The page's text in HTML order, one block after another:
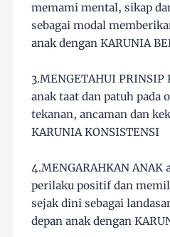
memami mental, sikap
sebagai modal
anak dengan KARUNIA
3.MENGETAHUI PRINSIP
anak taat dan patuh pada
tekanan, ancaman dan
KARUNIA KONSISTENSI
4.MENGARAHKAN ANAK
perilaku positif dan
sejak dini sebagai
depan anak dengan